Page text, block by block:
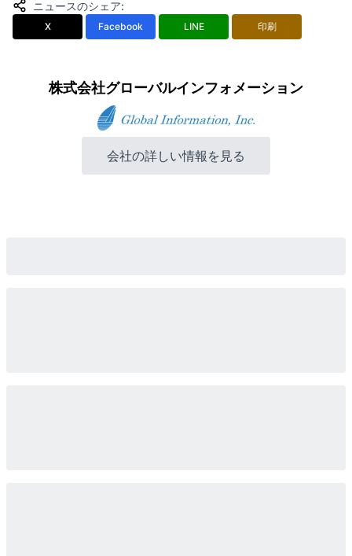
ニュースのシェア:
X Facebook LINE 印刷
株式会社グローバルインフォメーション
会社の詳しい情報を見る